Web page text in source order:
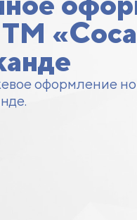
оформление